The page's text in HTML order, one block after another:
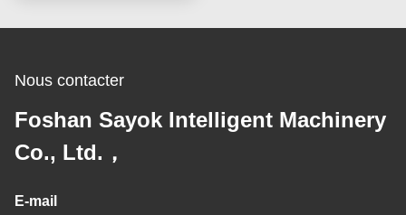
Nous contacter
Foshan Sayok Intelligent Machinery
Co., Ltd.，
E-mail